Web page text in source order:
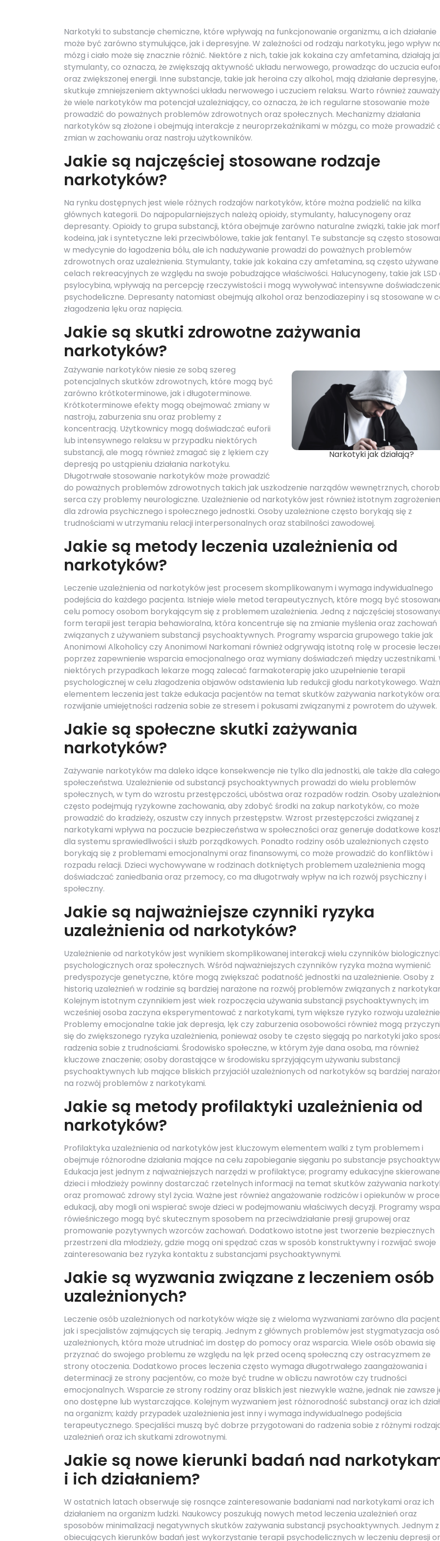
Narkotyki to substancje chemiczne, które wpływają na funkcjonowanie organizmu, a ich działanie
może być zarówno stymulujące, jak i depresyjne. W zależności od rodzaju narkotyku, jego wpływ
mózg i ciało może się znacznie różnić. Niektóre z nich, takie jak kokaina czy amfetamina, działają
stymulanty, co oznacza, że zwiększają aktywność układu nerwowego, prowadząc do uczucia
oraz zwiększonej energii. Inne substancje, takie jak heroina czy alkohol, mają działanie depresyjne,
skutkuje zmniejszeniem aktywności układu nerwowego i uczuciem relaksu. Warto również
że wiele narkotyków ma potencjał uzależniający, co oznacza, że ich regularne stosowanie może
prowadzić do poważnych problemów zdrowotnych oraz społecznych. Mechanizmy działania
narkotyków są złożone i obejmują interakcje z neuroprzekaźnikami w mózgu, co może prowadzić
zmian w zachowaniu oraz nastroju użytkowników.
Jakie są najczęściej stosowane rodzaje
narkotyków?
Na rynku dostępnych jest wiele różnych rodzajów narkotyków, które można podzielić na kilka
głównych kategorii. Do najpopularniejszych należą opioidy, stymulanty, halucynogeny oraz
depresanty. Opioidy to grupa substancji, która obejmuje zarówno naturalne związki, takie jak
kodeina, jak i syntetyczne leki przeciwbólowe, takie jak fentanyl. Te substancje są często
w medycynie do łagodzenia bólu, ale ich nadużywanie prowadzi do poważnych problemów
zdrowotnych oraz uzależnienia. Stymulanty, takie jak kokaina czy amfetamina, są często
celach rekreacyjnych ze względu na swoje pobudzające właściwości. Halucynogeny, takie jak LSD
psylocybina, wpływają na percepcję rzeczywistości i mogą wywoływać intensywne
psychodeliczne. Depresanty natomiast obejmują alkohol oraz benzodiazepiny i są stosowane w
złagodzenia lęku oraz napięcia.
Jakie są skutki zdrowotne zażywania
narkotyków?
Narkotyki jak działają?
Zażywanie narkotyków niesie ze sobą szereg
potencjalnych skutków zdrowotnych, które mogą być
zarówno krótkoterminowe, jak i długoterminowe.
Krótkoterminowe efekty mogą obejmować zmiany w
nastroju, zaburzenia snu oraz problemy z
koncentracją. Użytkownicy mogą doświadczać euforii
lub intensywnego relaksu w przypadku niektórych
substancji, ale mogą również zmagać się z lękiem czy
depresją po ustąpieniu działania narkotyku.
Długotrwałe stosowanie narkotyków może prowadzić
do poważnych problemów zdrowotnych takich jak uszkodzenie narządów wewnętrznych,
serca czy problemy neurologiczne. Uzależnienie od narkotyków jest również istotnym
dla zdrowia psychicznego i społecznego jednostki. Osoby uzależnione często borykają się z
trudnościami w utrzymaniu relacji interpersonalnych oraz stabilności zawodowej.
Jakie są metody leczenia uzależnienia od
narkotyków?
Leczenie uzależnienia od narkotyków jest procesem skomplikowanym i wymaga indywidualnego
podejścia do każdego pacjenta. Istnieje wiele metod terapeutycznych, które mogą być
celu pomocy osobom borykającym się z problemem uzależnienia. Jedną z najczęściej
form terapii jest terapia behawioralna, która koncentruje się na zmianie myślenia oraz zachowań
związanych z używaniem substancji psychoaktywnych. Programy wsparcia grupowego takie jak
Anonimowi Alkoholicy czy Anonimowi Narkomani również odgrywają istotną rolę w procesie
poprzez zapewnienie wsparcia emocjonalnego oraz wymiany doświadczeń między uczestnikami.
niektórych przypadkach lekarze mogą zalecać farmakoterapię jako uzupełnienie terapii
psychologicznej w celu złagodzenia objawów odstawienia lub redukcji głodu narkotykowego.
elementem leczenia jest także edukacja pacjentów na temat skutków zażywania narkotyków
rozwijanie umiejętności radzenia sobie ze stresem i pokusami związanymi z powrotem do używek.
Jakie są społeczne skutki zażywania
narkotyków?
Zażywanie narkotyków ma daleko idące konsekwencje nie tylko dla jednostki, ale także dla całego
społeczeństwa. Uzależnienie od substancji psychoaktywnych prowadzi do wielu problemów
społecznych, w tym do wzrostu przestępczości, ubóstwa oraz rozpadów rodzin. Osoby
często podejmują ryzykowne zachowania, aby zdobyć środki na zakup narkotyków, co może
prowadzić do kradzieży, oszustw czy innych przestępstw. Wzrost przestępczości związanej z
narkotykami wpływa na poczucie bezpieczeństwa w społeczności oraz generuje dodatkowe
dla systemu sprawiedliwości i służb porządkowych. Ponadto rodziny osób uzależnionych często
borykają się z problemami emocjonalnymi oraz finansowymi, co może prowadzić do konfliktów i
rozpadu relacji. Dzieci wychowywane w rodzinach dotkniętych problemem uzależnienia mogą
doświadczać zaniedbania oraz przemocy, co ma długotrwały wpływ na ich rozwój psychiczny i
społeczny.
Jakie są najważniejsze czynniki ryzyka
uzależnienia od narkotyków?
Uzależnienie od narkotyków jest wynikiem skomplikowanej interakcji wielu czynników
psychologicznych oraz społecznych. Wśród najważniejszych czynników ryzyka można wymienić
predyspozycje genetyczne, które mogą zwiększać podatność jednostki na uzależnienie. Osoby z
historią uzależnień w rodzinie są bardziej narażone na rozwój problemów związanych z
Kolejnym istotnym czynnikiem jest wiek rozpoczęcia używania substancji psychoaktywnych; im
wcześniej osoba zaczyna eksperymentować z narkotykami, tym większe ryzyko rozwoju
Problemy emocjonalne takie jak depresja, lęk czy zaburzenia osobowości również mogą
się do zwiększonego ryzyka uzależnienia, ponieważ osoby te często sięgają po narkotyki jako
radzenia sobie z trudnościami. Środowisko społeczne, w którym żyje dana osoba, ma również
kluczowe znaczenie; osoby dorastające w środowisku sprzyjającym używaniu substancji
psychoaktywnych lub mające bliskich przyjaciół uzależnionych od narkotyków są bardziej
na rozwój problemów z narkotykami.
Jakie są metody profilaktyki uzależnienia od
narkotyków?
Profilaktyka uzależnienia od narkotyków jest kluczowym elementem walki z tym problemem i
obejmuje różnorodne działania mające na celu zapobieganie sięganiu po substancje
Edukacja jest jednym z najważniejszych narzędzi w profilaktyce; programy edukacyjne
dzieci i młodzieży powinny dostarczać rzetelnych informacji na temat skutków zażywania
oraz promować zdrowy styl życia. Ważne jest również angażowanie rodziców i opiekunów w
edukacji, aby mogli oni wspierać swoje dzieci w podejmowaniu właściwych decyzji. Programy
rówieśniczego mogą być skutecznym sposobem na przeciwdziałanie presji grupowej oraz
promowanie pozytywnych wzorców zachowań. Dodatkowo istotne jest tworzenie bezpiecznych
przestrzeni dla młodzieży, gdzie mogą oni spędzać czas w sposób konstruktywny i rozwijać swoje
zainteresowania bez ryzyka kontaktu z substancjami psychoaktywnymi.
Jakie są wyzwania związane z leczeniem osób
uzależnionych?
Leczenie osób uzależnionych od narkotyków wiąże się z wieloma wyzwaniami zarówno dla
jak i specjalistów zajmujących się terapią. Jednym z głównych problemów jest stygmatyzacja
uzależnionych, która może utrudniać im dostęp do pomocy oraz wsparcia. Wiele osób obawia się
przyznać do swojego problemu ze względu na lęk przed oceną społeczną czy ostracyzmem ze
strony otoczenia. Dodatkowo proces leczenia często wymaga długotrwałego zaangażowania i
determinacji ze strony pacjentów, co może być trudne w obliczu nawrotów czy trudności
emocjonalnych. Wsparcie ze strony rodziny oraz bliskich jest niezwykle ważne, jednak nie zawsze
ono dostępne lub wystarczające. Kolejnym wyzwaniem jest różnorodność substancji oraz ich
na organizm; każdy przypadek uzależnienia jest inny i wymaga indywidualnego podejścia
terapeutycznego. Specjaliści muszą być dobrze przygotowani do radzenia sobie z różnymi
uzależnień oraz ich skutkami zdrowotnymi.
Jakie są nowe kierunki badań nad
i ich działaniem?
W ostatnich latach obserwuje się rosnące zainteresowanie badaniami nad narkotykami oraz ich
działaniem na organizm ludzki. Naukowcy poszukują nowych metod leczenia uzależnień oraz
sposobów minimalizacji negatywnych skutków zażywania substancji psychoaktywnych. Jednym z
obiecujących kierunków badań jest wykorzystanie terapii psychodelicznych w leczeniu depresji